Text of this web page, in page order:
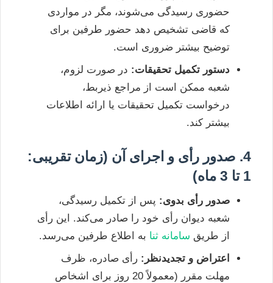
حضوری رسیدگی می‌شوند، مگر در مواردی
که قاضی تشخیص دهد حضور طرفین برای
توضیح بیشتر ضروری است.
دستور تکمیل تحقیقات: در صورت لزوم،
شعبه ممکن است از مراجع ذیربط،
درخواست تکمیل تحقیقات یا ارائه اطلاعات
بیشتر کند.
4. صدور رأی و اجرای آن (زمان تقریبی:
1 تا 3 ماه)
صدور رأی بدوی: پس از تکمیل رسیدگی،
شعبه دیوان رأی خود را صادر می‌کند. این رأی
از طریق سامانه ثنا به اطلاع طرفین می‌رسد.
اعتراض و تجدیدنظر: رأی صادره، ظرف
مهلت مقرر (معمولاً 20 روز برای اشخاص